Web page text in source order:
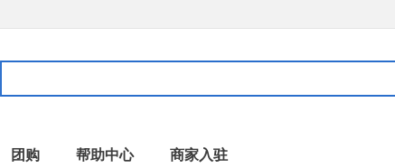
团购 帮助中心 商家入驻